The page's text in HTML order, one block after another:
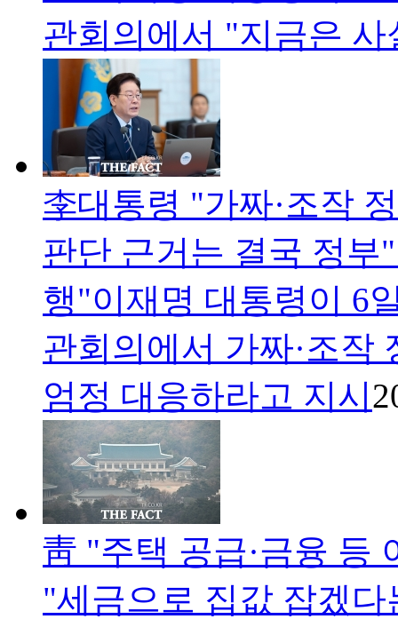
관회의에서 "지금은
李대통령 "가짜·조작
판단 근거는 결국 정
행"이재명 대통령이 6
관회의에서 가짜·조작
엄정 대응하라고 지시
靑 "주택 공급·금융 등
"세금으로 집값 잡겠